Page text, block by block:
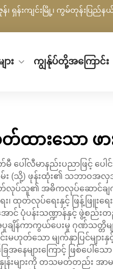
၊ ရှန်းကျင်းမြို့၊ ကွမ်တုန်းပြည်န
း ကျွန်ုပ်တို့အကြောင်း
ထားသော
လီမာနည်းပညာဖြင့် ပေါင်
သို့) ဖုန်းထုံး၏ သဘာဝအလှအ
လုပ်သူ၏ အဓိကလုပ်ဆောင်ချက်
တ်လုပ်ရေးနှင့် ဖြန့်ဖြူးရေ
အောင် ပုံပန်းသဏ္ဍာန်နှင့် ဖွဲ့
ပူချိန်ကာကွယ်ပေးမှု ဂုဏ်သတ္တိ
မဟုတ်သော မျက်နှာပြင်မျ
ေများကြောင့် ဖြစ်ပေါ်သေ
န်းများကို တသမတ်တည်း